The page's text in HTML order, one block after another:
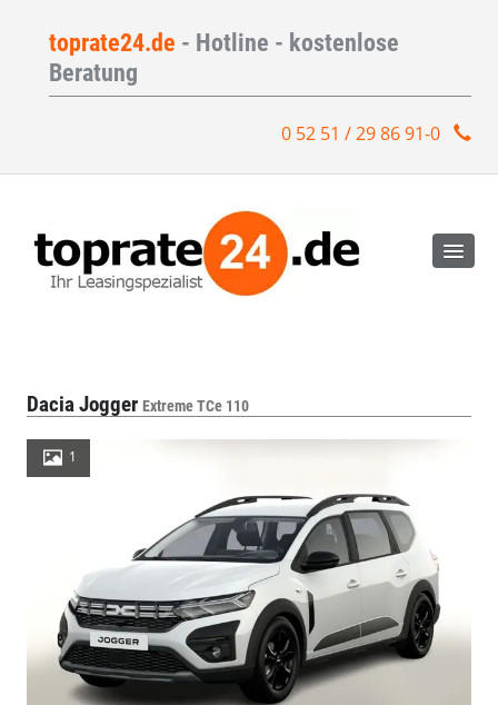
toprate24.de - Hotline - kostenlose
Beratung
0 52 51 / 29 86 91-0
Dacia Jogger Extreme TCe 110
1